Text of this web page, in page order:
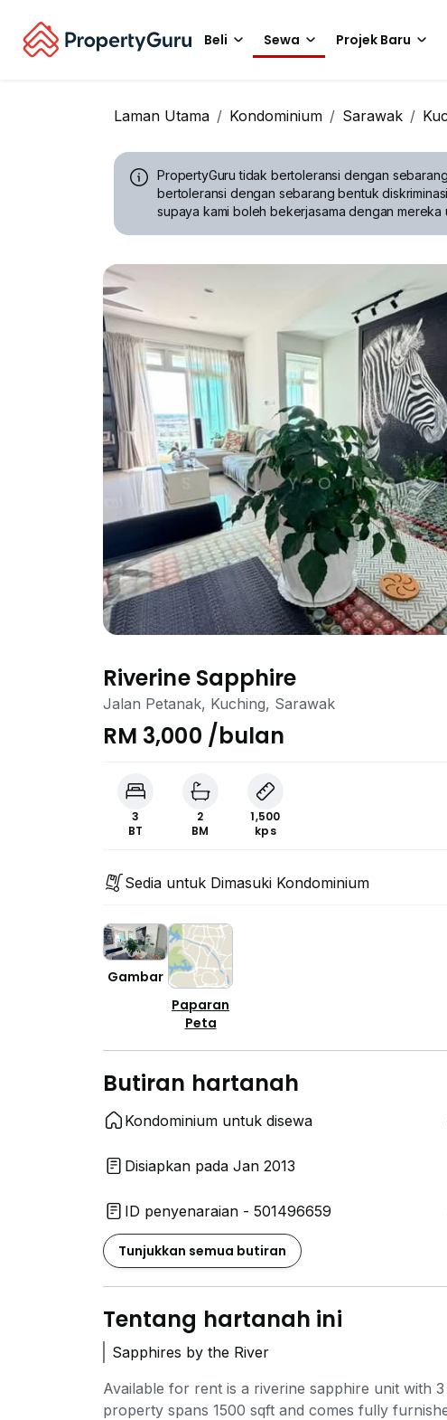
Beli Sewa Projek Baru
Laman Utama Kondominium Sarawak
PropertyGuru tidak bertoleransi dengan
bertoleransi dengan sebarang bentuk
supaya kami boleh bekerjasama dengan mereka
Riverine Sapphire
Jalan Petanak, Kuching, Sarawak
RM 3,000 /bulan
3
BT
2
BM
1,500
kps
Sedia untuk Dimasuki Kondominium
Gambar
Paparan
Peta
Butiran hartanah
Kondominium untuk disewa
Disiapkan pada Jan 2013
ID penyenaraian - 501496659
Tunjukkan semua butiran
Tentang hartanah ini
Sapphires by the River
Available for rent is a riverine sapphire unit with
property spans 1500 sqft and comes fully